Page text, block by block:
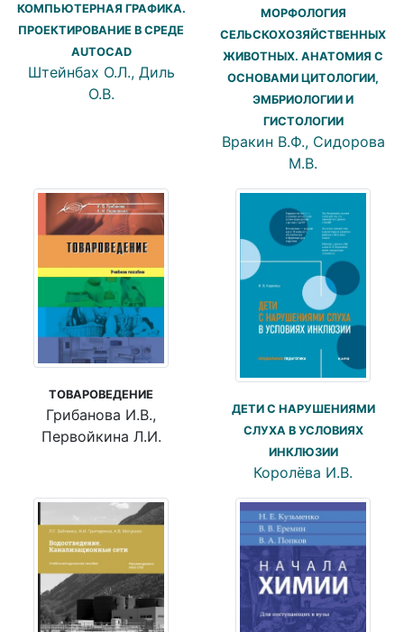
КОМПЬЮТЕРНАЯ ГРАФИКА.
ПРОЕКТИРОВАНИЕ В СРЕДЕ
AUTOCAD
Штейнбах О.Л., Диль
О.В.
МОРФОЛОГИЯ
СЕЛЬСКОХОЗЯЙСТВЕННЫХ
ЖИВОТНЫХ. АНАТОМИЯ С
ОСНОВАМИ ЦИТОЛОГИИ,
ЭМБРИОЛОГИИ И
ГИСТОЛОГИИ
Вракин В.Ф., Сидорова
М.В.
ТОВАРОВЕДЕНИЕ
Грибанова И.В.,
Первойкина Л.И.
ДЕТИ С НАРУШЕНИЯМИ
СЛУХА В УСЛОВИЯХ
ИНКЛЮЗИИ
Королёва И.В.